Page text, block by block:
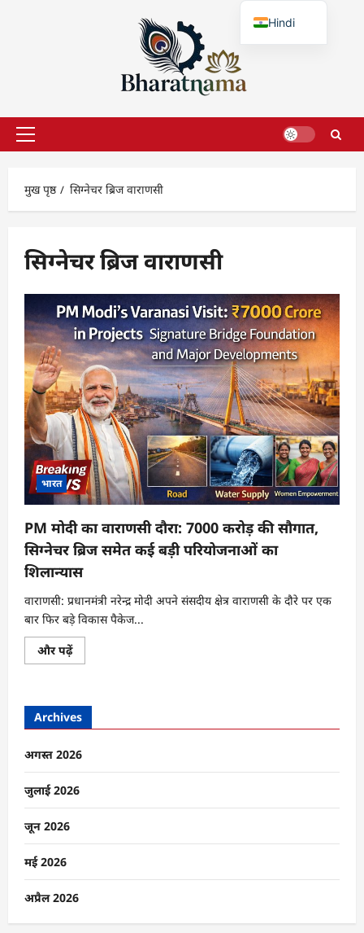
प्राथमिक
मुख पृष्ठ
सिग्नेचर ब्रिज वाराणसी
सिग्नेचर ब्रिज वाराणसी
भारत
PM मोदी का वाराणसी दौरा: 7000 करोड़ की सौगात,
सिग्नेचर ब्रिज समेत कई बड़ी परियोजनाओं का
शिलान्यास
वाराणसी: प्रधानमंत्री नरेन्द्र मोदी अपने संसदीय क्षेत्र वाराणसी के दौरे पर एक
बार फिर बड़े विकास पैकेज...
और पढ़ेंPM
मोदी
7000
करोड़
की
सिग्नेचर
ब्रिज
समेत
कई
बड़ी
परियोजनाओं
के
और
Archives
अगस्त 2026
जुलाई 2026
जून 2026
मई 2026
अप्रैल 2026
Hindi